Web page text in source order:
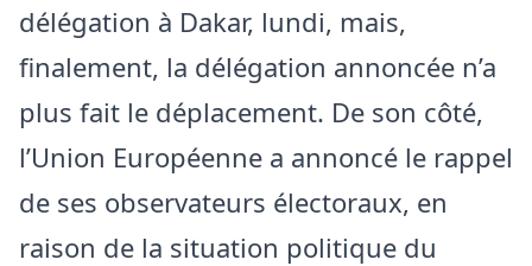
délégation à Dakar, lundi, mais,
finalement, la délégation annoncée n’a
plus fait le déplacement. De son côté,
l’Union Européenne a annoncé le rappel
de ses observateurs électoraux, en
raison de la situation politique du